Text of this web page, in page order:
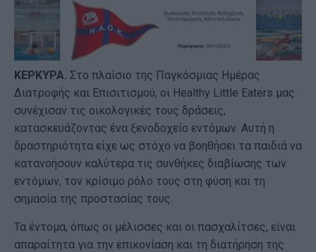
ΚΕΡΚΥΡΑ. Στο πλαίσιο της Παγκόσμιας Ημέρας
Διατροφής και Επισιτισμού, οι Healthy Little Eaters μας
συνέχισαν τις οικολογικές τους δράσεις,
κατασκευάζοντας ένα ξενοδοχείο εντόμων. Αυτή η
δραστηριότητα είχε ως στόχο να βοηθήσει τα παιδιά να
κατανοήσουν καλύτερα τις συνθήκες διαβίωσης των
εντόμων, τον κρίσιμο ρόλο τους στη φύση και τη
σημασία της προστασίας τους.
Τα έντομα, όπως οι μέλισσες και οι πασχαλίτσες, είναι
απαραίτητα για την επικονίαση και τη διατήρηση της